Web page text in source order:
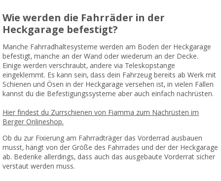
Wie werden die Fahrräder in der
Heckgarage befestigt?
Manche Fahrradhaltesysteme werden am Boden der Heckgarage
befestigt, manche an der Wand oder wiederum an der Decke.
Einige werden verschraubt, andere via Teleskopstange
eingeklemmt. Es kann sein, dass dein Fahrzeug bereits ab Werk mit
Schienen und Ösen in der Heckgarage versehen ist, in vielen Fällen
kannst du die Befestigungssysteme aber auch einfach nachrüsten.
Hier findest du Zurrschienen von Fiamma zum Nachrüsten im
Berger Onlineshop.
Ob du zur Fixierung am Fahrradträger das Vorderrad ausbauen
musst, hängt von der Größe des Fahrrades und der der Heckgarage
ab. Bedenke allerdings, dass auch das ausgebaute Vorderrat sicher
verstaut werden muss.